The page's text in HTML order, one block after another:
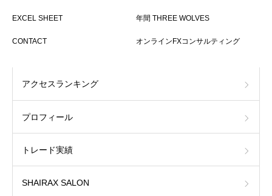
EXCEL SHEET
CONTACT
年間 THREE WOLVES
オンラインFXコンサルティング
アクセスランキング
プロフィール
トレード実績
SHAIRAX SALON